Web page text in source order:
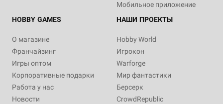
Мобильное приложение
HOBBY GAMES
О магазине
Франчайзинг
Игры оптом
Корпоративные подарки
Работа у нас
Новости
НАШИ ПРОЕКТЫ
Hobby World
Игрокон
Warforge
Мир фантастики
Берсерк
CrowdRepublic